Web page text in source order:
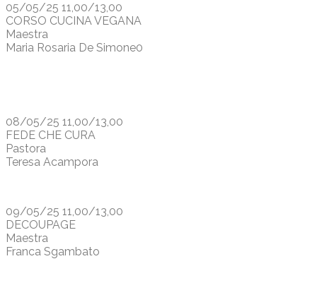
05/05/25 11,00/13,00
CORSO CUCINA VEGANA
Maestra
Maria Rosaria De Simone0
08/05/25 11,00/13,00
FEDE CHE CURA
Pastora
Teresa Acampora
09/05/25 11,00/13,00
DECOUPAGE
Maestra
Franca Sgambato